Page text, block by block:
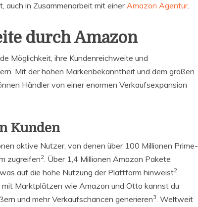
auch in Zusammenarbeit mit einerAmazon Agentur.
durch Amazon
Möglichkeit, ihre Kundenreichweite und
Mit der hohen Markenbekanntheit und dem großen
Händler von einer enormen Verkaufsexpansion
Kunden
aktive Nutzer, von denen über 100 Millionen Prime-
zugreifen2. Über 1,4 Millionen Amazon Pakete
auf die hohe Nutzung der Plattform hinweist2.
Marktplätzen wie Amazon und Otto kannst du
und mehr Verkaufschancen generieren3. Weltweit